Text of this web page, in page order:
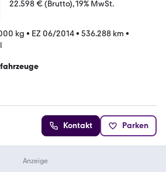
22.598 € (Brutto) 19% MwSt.
kg • EZ 06/2014• 536.288 km •
Kontakt Parken